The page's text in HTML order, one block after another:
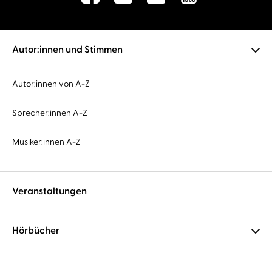
Autor:innen und Stimmen
Autor:innen von A-Z
Sprecher:innen A-Z
Musiker:innen A-Z
Veranstaltungen
Hörbücher